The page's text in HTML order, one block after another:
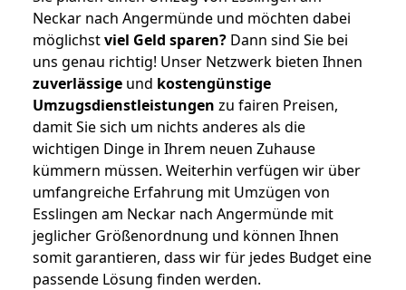
Neckar nach Angermünde und möchten dabei
möglichstviel Geld sparen? Dann sind Sie bei
uns genau richtig! Unser Netzwerk bieten Ihnen
zuverlässige und kostengünstige
Umzugsdienstleistungen zu fairen Preisen,
damit Sie sich um nichts anderes als die
wichtigen Dinge in Ihrem neuen Zuhause
kümmern müssen. Weiterhin verfügen wir über
umfangreiche Erfahrung mit Umzügen von
Esslingen am Neckar nach Angermünde mit
jeglicher Größenordnung und können Ihnen
somit garantieren, dass wir für jedes Budget eine
passende Lösung finden werden.